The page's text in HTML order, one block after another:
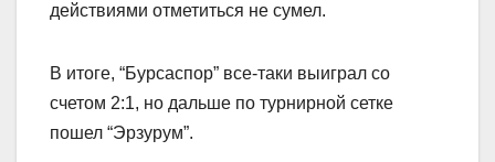
действиями отметиться не сумел.
В итоге, “Бурсаспор” все-таки выиграл со
счетом 2:1, но дальше по турнирной сетке
пошел “Эрзурум”.